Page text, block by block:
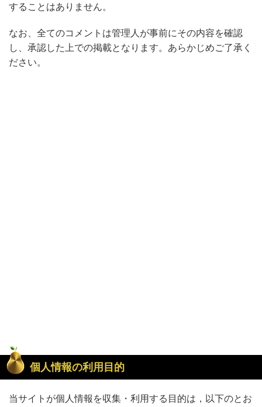
することはありません。
なお、全てのコメントは管理人が事前にその内容を確認
し、承認した上での掲載となります。あらかじめご了承く
ださい。
個人情報の利用目的
当サイトが個人情報を収集・利用する目的は，以下のとお